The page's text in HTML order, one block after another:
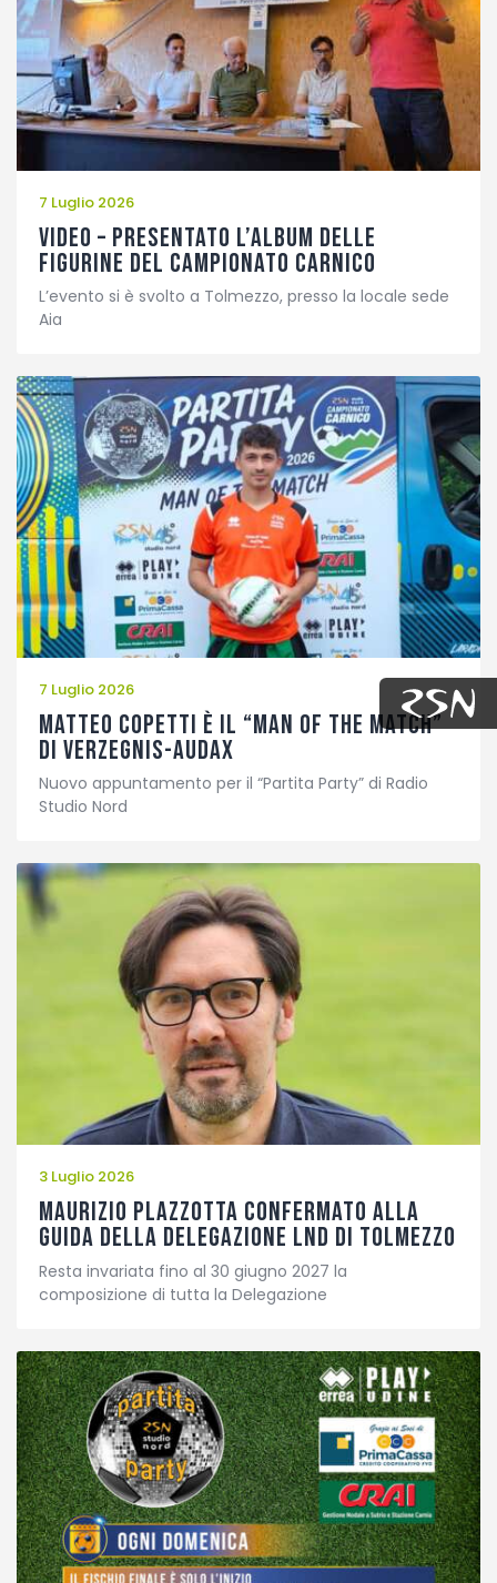
7 Luglio 2026
VIDEO – Presentato l’album delle
figurine del Campionato Carnico
L’evento si è svolto a Tolmezzo, presso la locale sede
Aia
7 Luglio 2026
Matteo Copetti è il “Man of the Match”
di Verzegnis-Audax
Nuovo appuntamento per il “Partita Party” di Radio
Studio Nord
3 Luglio 2026
Maurizio Plazzotta confermato alla
guida della Delegazione LND di Tolmezzo
Resta invariata fino al 30 giugno 2027 la
composizione di tutta la Delegazione